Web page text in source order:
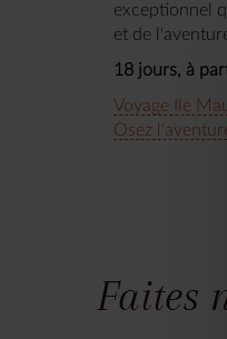
exceptionnel
et de
18 jours, à
Voyage Ile
Osez
Faites